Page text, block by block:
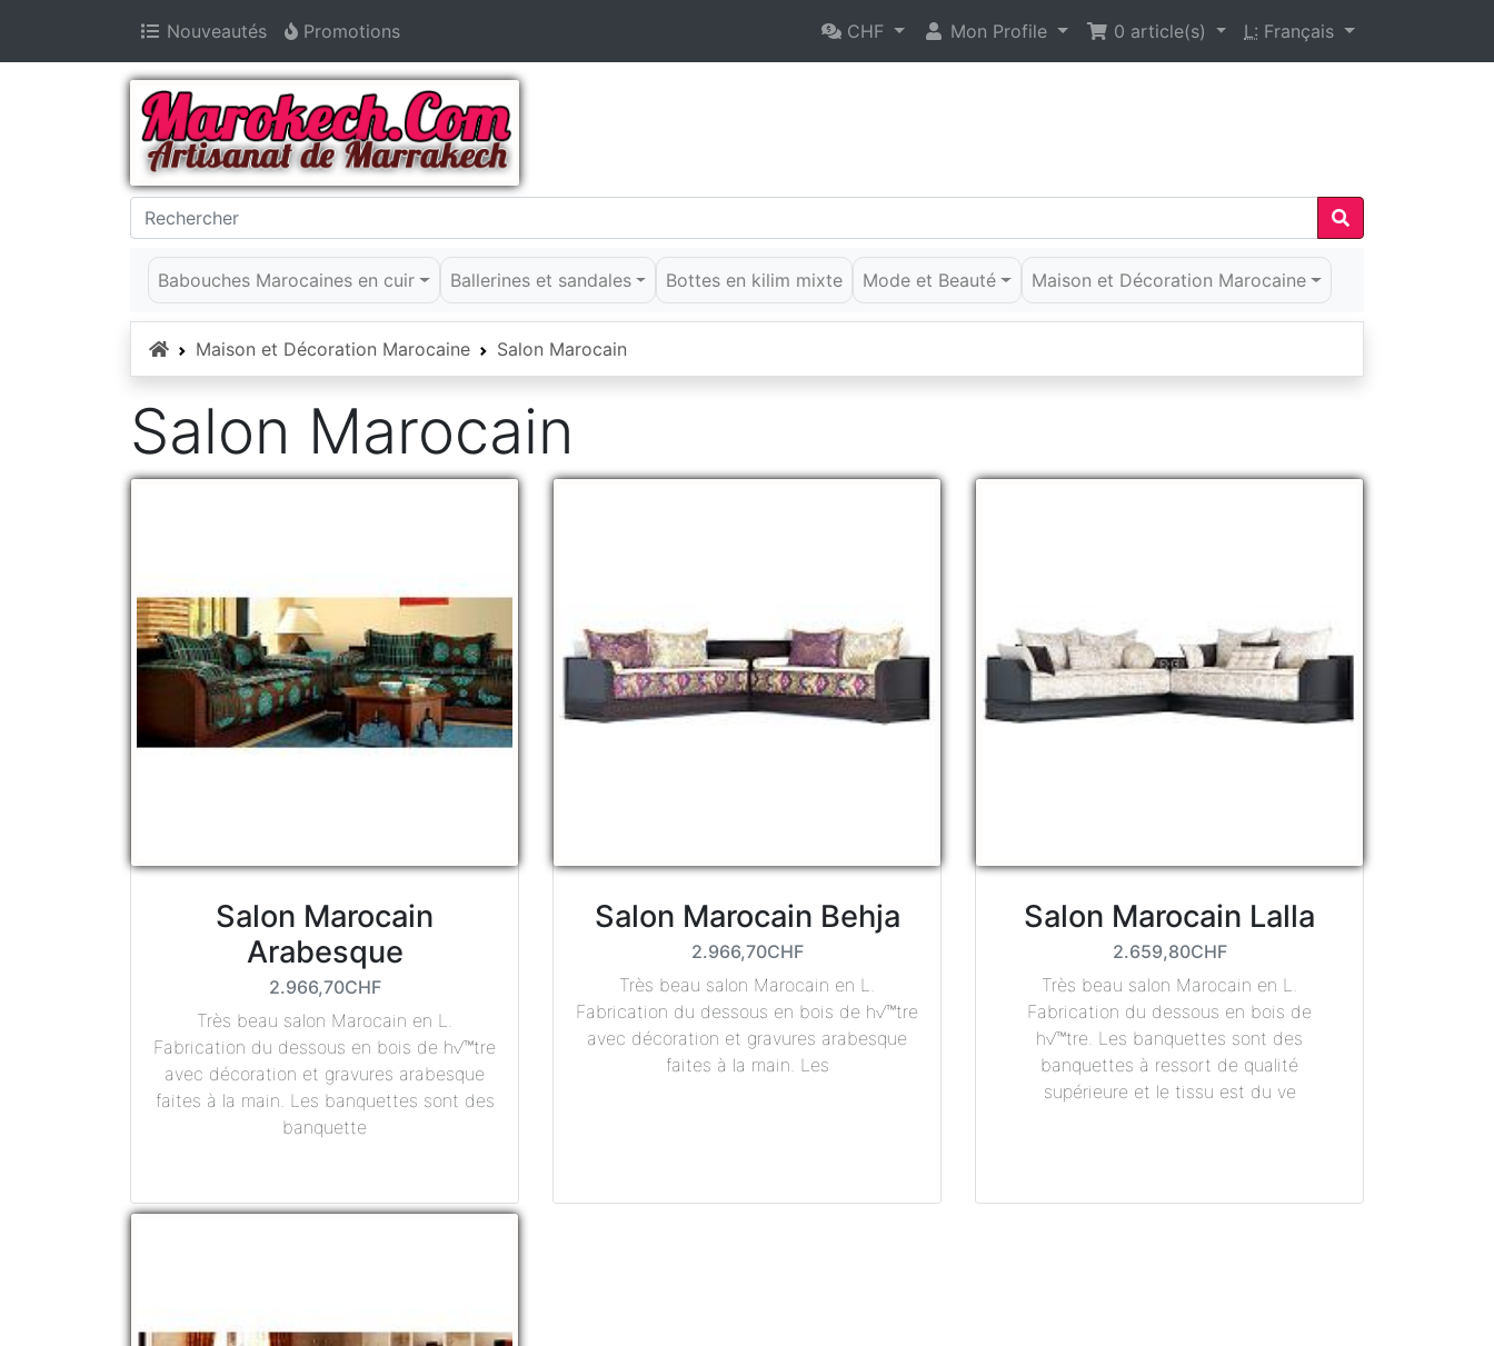
Nouveautés Promotions CHF Mon Profile 0 article(s) L: Français
Babouches Marocaines en cuir Ballerines et sandales Bottes en kilim mixte Mode et Beauté Maison et Décoration Marocaine
AccueilMaison et Décoration Marocaine Salon Marocain
Salon Marocain
Salon Marocain
Arabesque
2.966,70CHF
Très beau salon Marocain en L.
Fabrication du dessous en bois de h√™tre
avec décoration et gravures arabesque
faites à la main. Les banquettes sont des
banquette
Salon Marocain Behja
2.966,70CHF
Très beau salon Marocain en L.
Fabrication du dessous en bois de h√™tre
avec décoration et gravures arabesque
faites à la main. Les
Salon Marocain Lalla
2.659,80CHF
Très beau salon Marocain en L.
Fabrication du dessous en bois de
h√™tre. Les banquettes sont des
banquettes à ressort de qualité
supérieure et le tissu est du ve